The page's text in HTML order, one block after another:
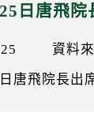
日唐飛
資料
唐飛院長出